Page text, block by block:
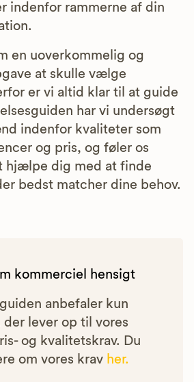
indenfor rammerne af din
en uoverkommelig og
at skulle vælge
er vi altid klar til at guide
har vi undersøgt
indenfor kvaliteter som
og pris, og føler os
hjælpe dig med at finde
bedst matcher dine behov.
kommerciel hensigt
anbefaler kun
lever op til vores
og kvalitetskrav. Du
om vores krav her.